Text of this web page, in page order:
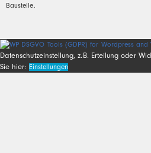
Baustelle.
Datenschutzeinstellung, z.B. Erteilung oder
Sie hier: Einstellungen